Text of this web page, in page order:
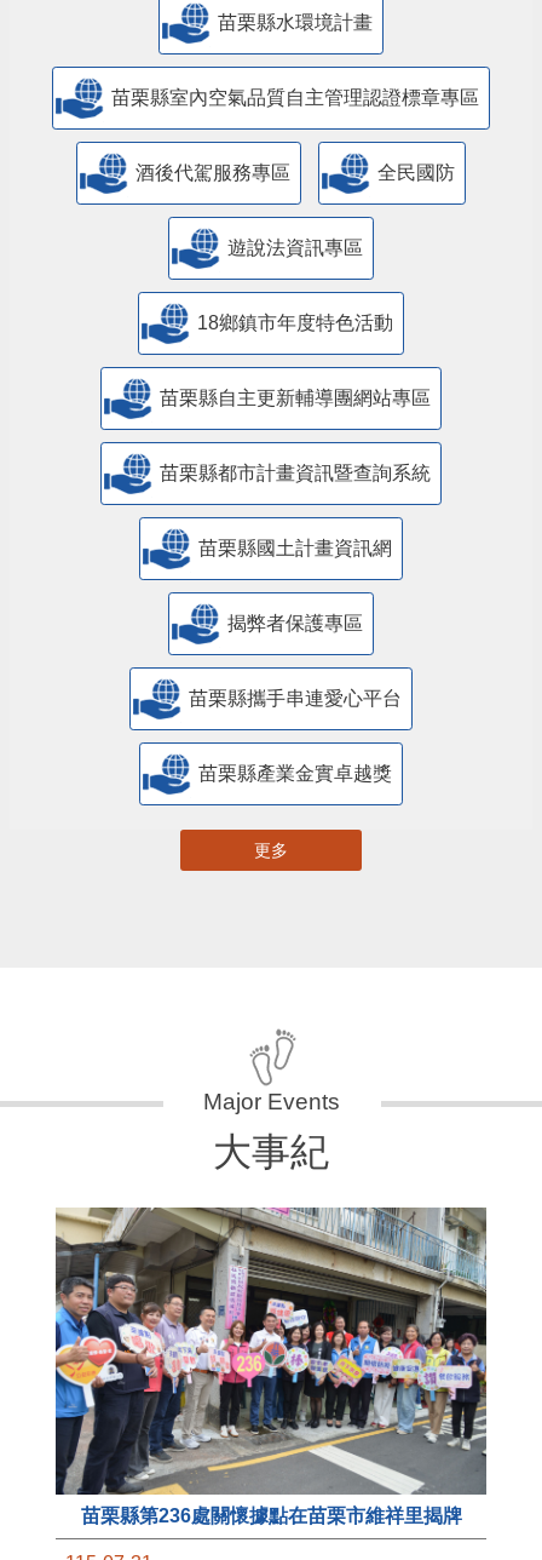
苗栗縣水環境計畫
苗栗縣室內空氣品質自主管理認證標章專區
酒後代駕服務專區 全民國防
遊說法資訊專區
18鄉鎮市年度特色活動
苗栗縣自主更新輔導團網站專區
苗栗縣都市計畫資訊暨查詢系統
苗栗縣國土計畫資訊網
揭弊者保護專區
苗栗縣攜手串連愛心平台
苗栗縣產業金實卓越獎
更多
大事紀
苗栗縣第236處關懷據點在苗栗市維祥里揭牌